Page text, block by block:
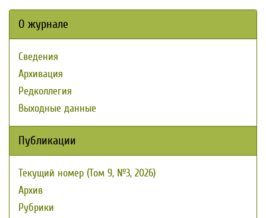
О журнале
Сведения
Архивация
Редколлегия
Выходные данные
Публикации
Текущий номер (Том 9, №3, 2026)
Архив
Рубрики